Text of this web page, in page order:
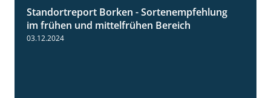
7:53
Standortreport Borken - Sortenempfehlung
im frühen und mittelfrühen Bereich
03.12.2024